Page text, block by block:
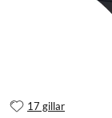
17 gillar